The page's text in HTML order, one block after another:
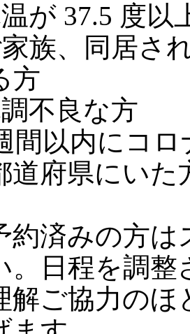
が 37.5 度以
族、同居さ
方
不良な方
間以内にコ
道府県にいた
約済みの方
。日程を調
解ご協力の